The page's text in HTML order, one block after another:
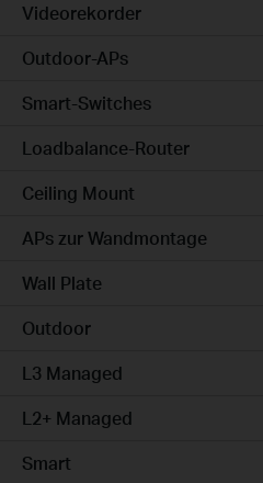
Videorekorder
Outdoor-APs
Smart-Switches
Loadbalance-Router
Ceiling Mount
APs zur Wandmontage
Wall Plate
Outdoor
L3 Managed
L2+ Managed
Smart